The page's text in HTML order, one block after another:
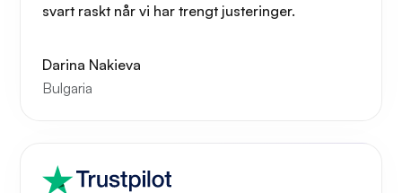
svart raskt når vi har trengt justeringer.
Darina Nakieva
Bulgaria